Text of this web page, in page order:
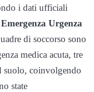
i dati ufficiali
Urgenza
di soccorso sono
medica acuta, tre
suolo, coinvolgendo
state